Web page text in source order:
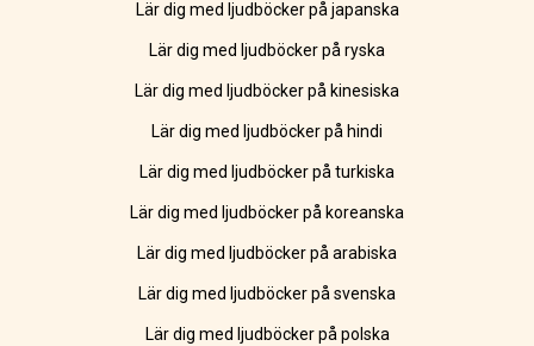
Lär dig med ljudböcker på japanska
Lär dig med ljudböcker på ryska
Lär dig med ljudböcker på kinesiska
Lär dig med ljudböcker på hindi
Lär dig med ljudböcker på turkiska
Lär dig med ljudböcker på koreanska
Lär dig med ljudböcker på arabiska
Lär dig med ljudböcker på svenska
Lär dig med ljudböcker på polska